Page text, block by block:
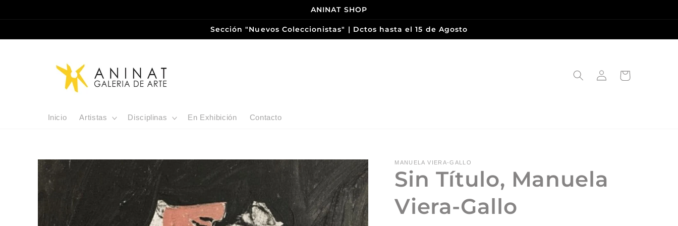
ANINAT SHOP
Sección "Nuevos Coleccionistas" | Dctos hasta el 15 de Agosto
Inicio Artistas Disciplinas En Exhibición Contacto
Iniciar
sesión
Carrito
directamente
a la
del producto
MANUELA VIERA-GALLO
Sin Título, Manuela
Viera-Gallo